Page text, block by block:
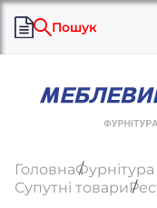
Пошук
Головна
Супутні товари